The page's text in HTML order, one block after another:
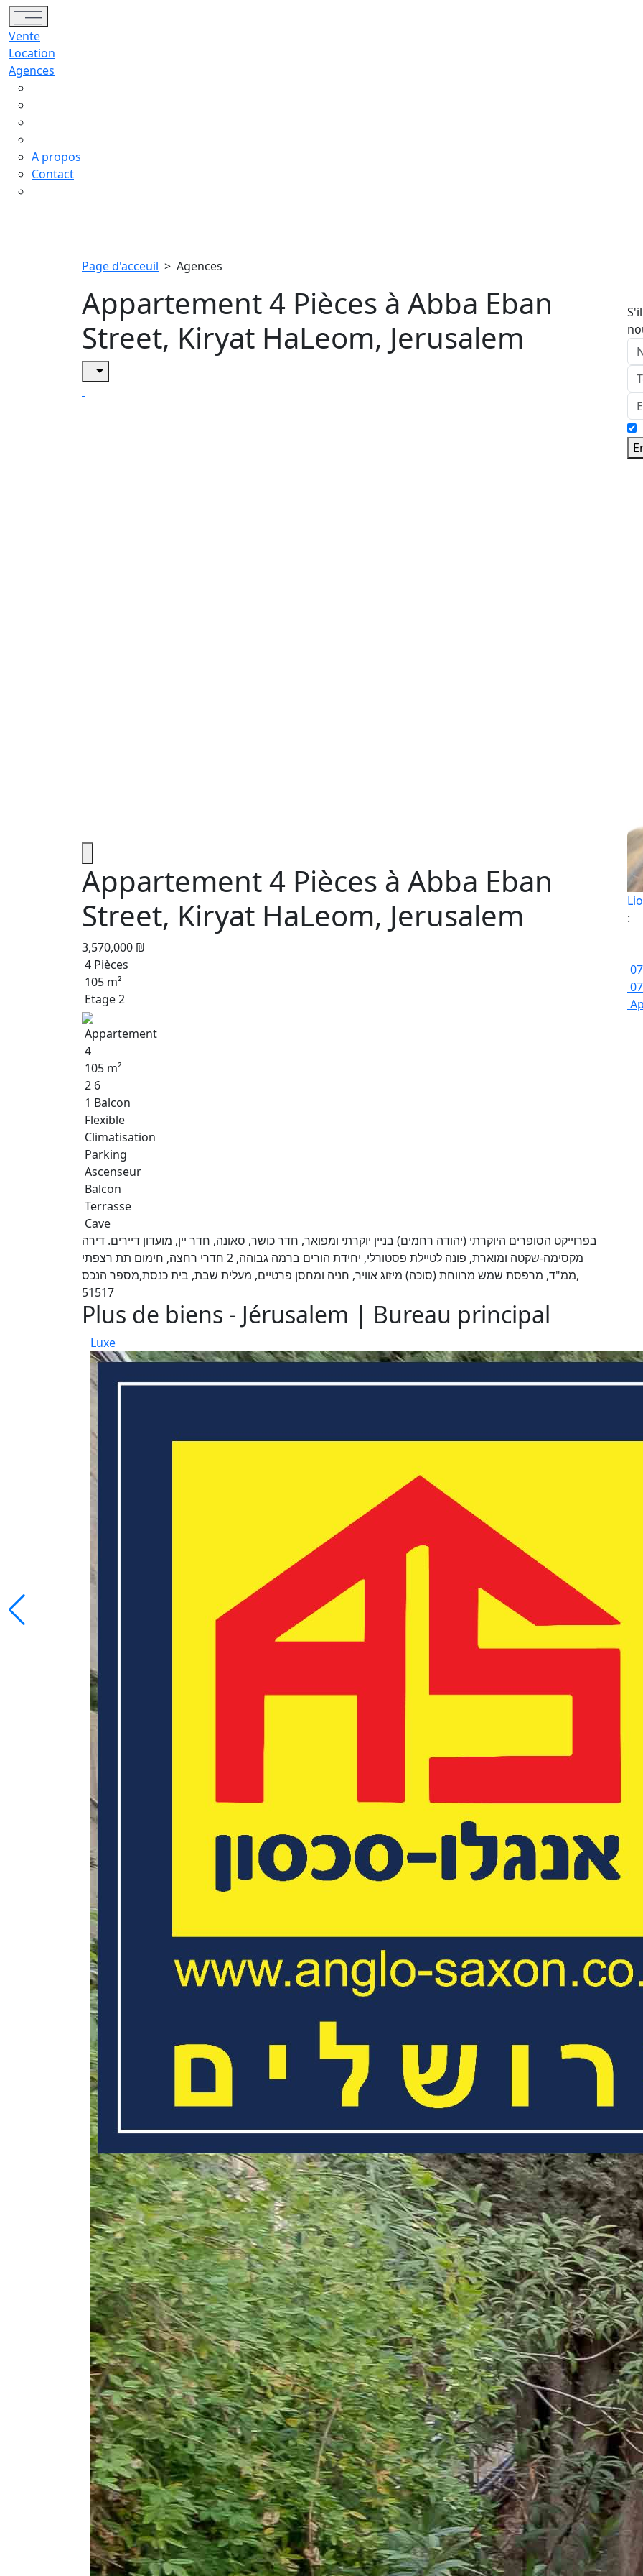
Toggle navigation
Vente
Location
Agences
A propos
Contact
Page d'acceuil > Agences
Appartement 4 Pièces à Abba Eban
Street, Kiryat HaLeom, Jerusalem
Appartement 4 Pièces à Abba Eban
Street, Kiryat HaLeom, Jerusalem
3,570,000 ₪
4 Pièces
105 m²
Etage 2
Appartement
4
105 m²
2 6
1 Balcon
Flexible
Climatisation
Parking
Ascenseur
Balcon
Terrasse
Cave
בפרוייקט הסופרים היוקרתי (יהודה רחמים) בניין יוקרתי ומפואר, חדר כושר, סאונה, חדר יין, מועדון דיירים. דירה
מקסימה-שקטה ומוארת, פונה לטיילת פסטורלי, יחידת הורים ברמה גבוהה, 2 חדרי רחצה, חימום תת רצפתי
,ממ"ד, מרפסת שמש מרווחת (סוכה) מיזוג אוויר, חניה ומחסן פרטיים, מעלית שבת, בית כנסת,מספר הנכס
51517
:
Plus de biens - Jérusalem | Bureau principal
Luxe